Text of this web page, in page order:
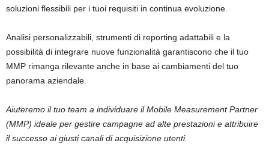
soluzioni flessibili per i tuoi requisiti in continua evoluzione.
Analisi personalizzabili, strumenti di reporting adattabili e la
possibilità di integrare nuove funzionalità garantiscono che il tuo
MMP rimanga rilevante anche in base ai cambiamenti del tuo
panorama aziendale.
Aiuteremo il tuo team a individuare il Mobile Measurement Partner
(MMP) ideale per gestire campagne ad alte prestazioni e attribuire
il successo ai giusti canali di acquisizione utenti.